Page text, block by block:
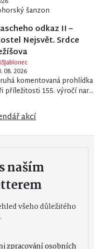
šanzon
odkaz II –
Nejsvět. Srdce
08. 2026
komentovaná prohlídka
příležitosti 155. výročí nar...
akcí
naším
všeho důležitého